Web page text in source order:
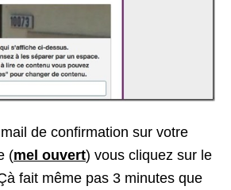
de confirmation sur votre
(mel ouvert) vous cliquez sur le
fait même pas 3 minutes que